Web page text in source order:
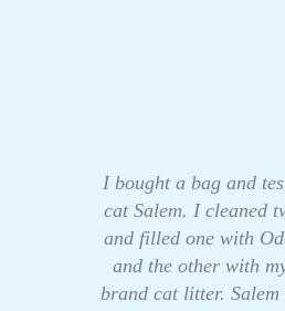
I bought a bag and
cat Salem. I cleaned
and filled one with
and the other with
brand cat litter. Salem